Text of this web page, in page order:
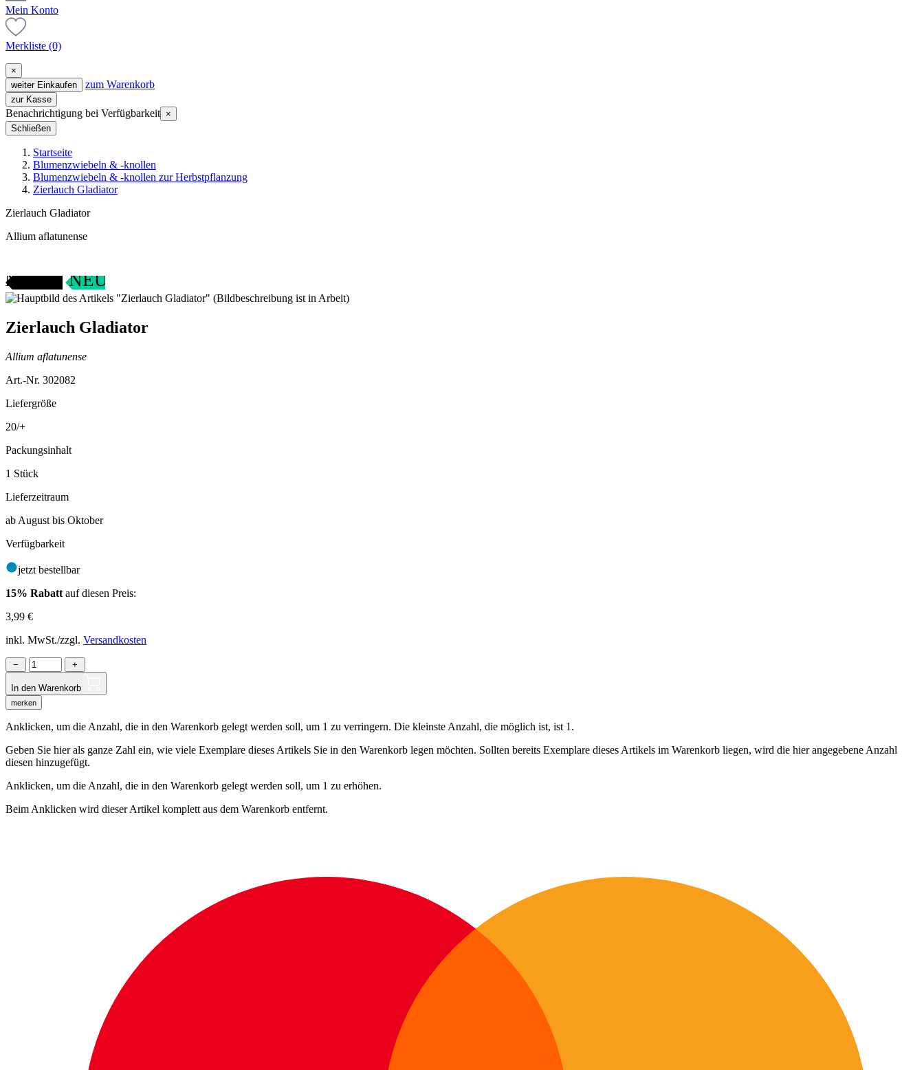
Mein Konto
Merkliste (0)
×
weiter Einkaufen
zum Warenkorb
zur Kasse
Benachrichtigung bei Verfügbarkeit ×
Schließen
Startseite
Blumenzwiebeln & -knollen
Blumenzwiebeln & -knollen zur Herbstpflanzung
Zierlauch Gladiator
Zierlauch Gladiator
Allium aflatunense
NEU
Zierlauch Gladiator
Allium aflatunense
Art.-Nr. 302082
Liefergröße
20/+
Packungsinhalt
1 Stück
Lieferzeitraum
ab August bis Oktober
Verfügbarkeit
jetzt bestellbar
15% Rabatt auf diesen Preis:
3,99 €
inkl. MwSt./zzgl. Versandkosten
− +
In den Warenkorb
merken
Anklicken, um die Anzahl, die in den Warenkorb gelegt werden soll, um 1 zu verringern. Die kleinste Anzahl, die möglich ist, ist 1.
Geben Sie hier als ganze Zahl ein, wie viele Exemplare dieses Artikels Sie in den Warenkorb legen möchten. Sollten bereits Exemplare dieses Artikels im Warenkorb liegen, wird die hier angegebene Anzahl
diesen hinzugefügt.
Anklicken, um die Anzahl, die in den Warenkorb gelegt werden soll, um 1 zu erhöhen.
Beim Anklicken wird dieser Artikel komplett aus dem Warenkorb entfernt.